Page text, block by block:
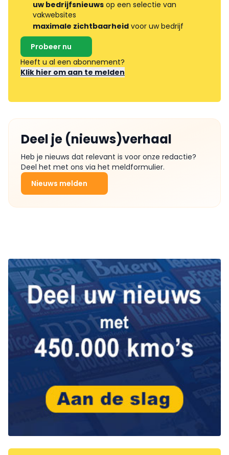
uw bedrijfsnieuws op een selectie van
vakwebsites
maximale zichtbaarheid voor uw bedrijf
Probeer nu
Heeft u al een abonnement?
Klik hier om aan te melden
Deel je (nieuws)verhaal
Heb je nieuws dat relevant is voor onze redactie?
Deel het met ons via het meldformulier.
Nieuws melden